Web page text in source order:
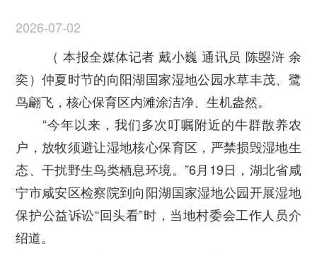
2026-07-02
（ 本报全媒体记者 戴小巍 通讯员 陈曌浒 余
奕）仲夏时节的向阳湖国家湿地公园水草丰茂、鹭
鸟翩飞，核心保育区内滩涂洁净、生机盎然。
“今年以来，我们多次叮嘱附近的牛群散养农
户，放牧须避让湿地核心保育区，严禁损毁湿地生
态、干扰野生鸟类栖息环境。”6月19日，湖北省咸
宁市咸安区检察院到向阳湖国家湿地公园开展湿地
保护公益诉讼“回头看”时，当地村委会工作人员介
绍道。